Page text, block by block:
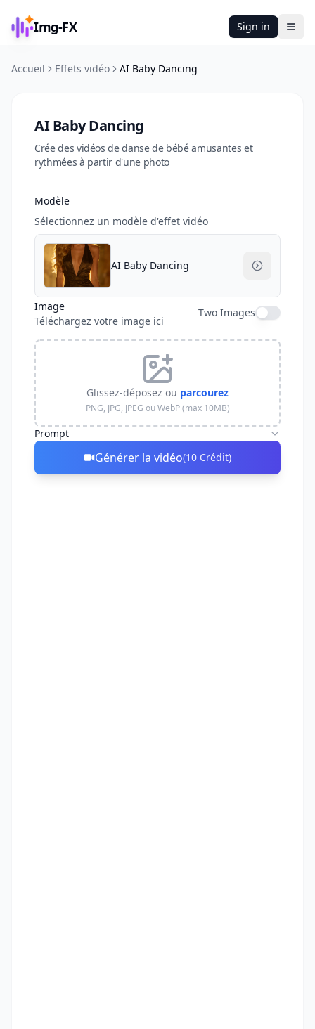
Img-FX Sign in
Accueil Effets vidéo AI Baby Dancing
AI Baby Dancing
Crée des vidéos de danse de bébé amusantes et
rythmées à partir d'une photo
Modèle
Sélectionnez un modèle d'effet vidéo
AI Baby Dancing
Image
Téléchargez votre image ici
Two Images
Glissez-déposez ou parcourez
PNG, JPG, JPEG ou WebP (max 10MB)
Prompt
Générer la vidéo(10 Crédit)